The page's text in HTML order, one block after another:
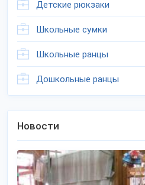
Детские рюкзаки
Школьные сумки
Школьные ранцы
Дошкольные ранцы
Новости